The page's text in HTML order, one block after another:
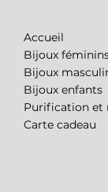
Accueil
Bijoux
Bijoux
Bijoux enfants
Purification et
Carte cadeau